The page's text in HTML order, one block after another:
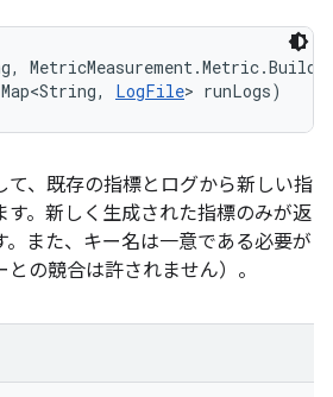
LogFile> runLogs)
て、既存の指標とログから新しい指
す。新しく生成された指標のみが返
。また、キー名は一意である必要が
の競合は許されません）。